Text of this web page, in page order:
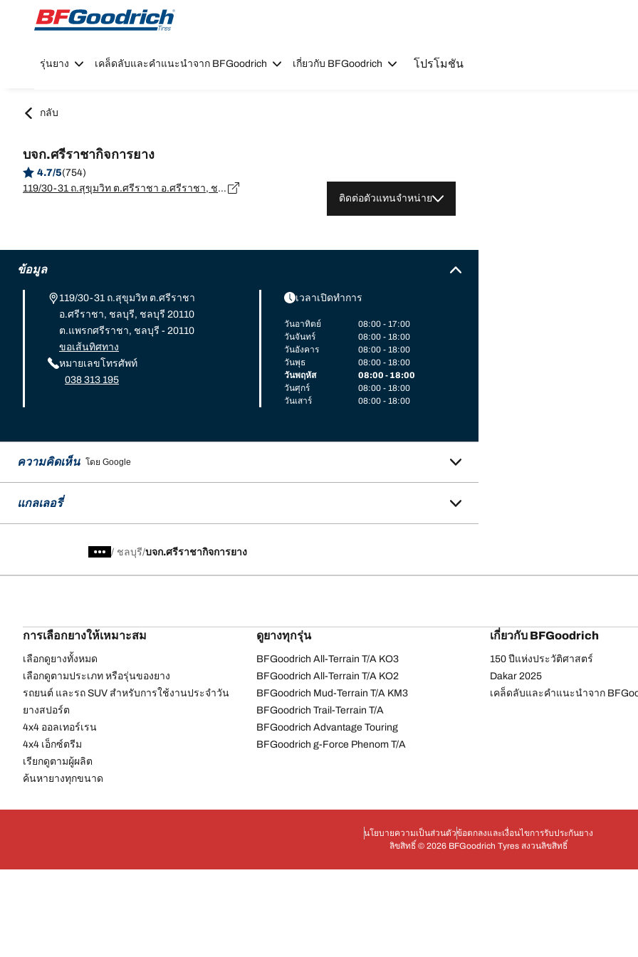
Go to page content
Go to page navigation
รุ่นยาง เคล็ดลับและคำแนะนำจาก BFGoodrich เกี่ยวกับ BFGoodrich โปรโมชัน
กลับ
บจก.ศรีราชากิจการยาง
4.7/5(754)
119/30-31 ถ.สุขุมวิท ต.ศรีราชา อ.ศรีราชา, ชลบุรี, ชลบุรี 20110 ต.แพรกศรีราชา, ชลบุรี - 20110
ติดต่อตัวแทนจำหน่าย
ข้อมูล
119/30-31 ถ.สุขุมวิท ต.ศรีราชา
อ.ศรีราชา, ชลบุรี, ชลบุรี 20110
ต.แพรกศรีราชา, ชลบุรี - 20110
ขอเส้นทิศทาง
หมายเลขโทรศัพท์
038 313 195
เวลาเปิดทำการ
วันอาทิตย์
08:00 - 17:00
วันจันทร์
08:00 - 18:00
วันอังคาร
08:00 - 18:00
วันพุธ
08:00 - 18:00
วันพฤหัส
08:00 - 18:00
วันศุกร์
08:00 - 18:00
วันเสาร์
08:00 - 18:00
ความคิดเห็น โดย Google
แกลเลอรี่
/ ชลบุรี บจก.ศรีราชากิจการยาง
การเลือกยางให้เหมาะสม
เลือกดูยางทั้งหมด
เลือกดูตามประเภท หรือรุ่นของยาง
รถยนต์ และรถ SUV สำหรับการใช้งานประจำวัน
ยางสปอร์ต
4x4 ออลเทอร์เรน​
4x4 เอ็กซ์ตรีม​
เรียกดูตามผู้ผลิต
ค้นหายางทุกขนาด
ดูยางทุกรุ่น
BFGoodrich All-Terrain T/A KO3
BFGoodrich All-Terrain T/A KO2
BFGoodrich Mud-Terrain T/A KM3
BFGoodrich Trail-Terrain T/A
BFGoodrich Advantage Touring
BFGoodrich g-Force Phenom T/A
เกี่ยวกับ BFGoodrich
150 ปีแห่งประวัติศาสตร์
Dakar 2025
เคล็ดลับและคำแนะนำจาก
นโยบายความเป็นส่วนตัวข้อตกลงและเงื่อนไขการรับประกันยาง
ลิขสิทธิ์ © 2026 BFGoodrich Tyres สงวนลิขสิทธิ์